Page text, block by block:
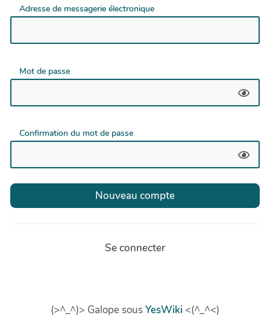
Adresse de messagerie électronique
Mot de passe
Confirmation du mot de passe
Se connecter
(>^_^)> Galope sousYesWiki <(^_^<)